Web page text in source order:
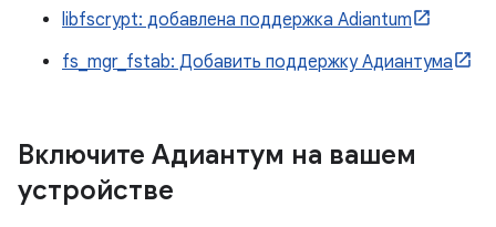
libfscrypt: добавлена ​​поддержка Adiantum
fs_mgr_fstab: Добавить поддержку Адиантума
Включите Адиантум на вашем
устройстве